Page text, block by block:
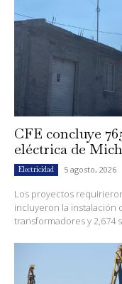
CFE concluye
eléctrica de
Electricidad 5 agosto, 2026
Los proyectos
incluyeron la instalación
transformadores y 2,674